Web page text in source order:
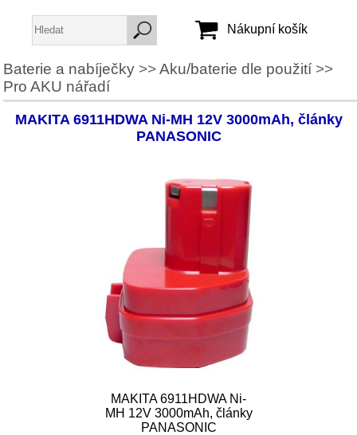
Heslo:
Zapomenuté heslo
Nákupní košík
Baterie a nabíječky>>Aku/baterie dle použití>>
Pro AKU nářadí
MAKITA 6911HDWA Ni-MH 12V 3000mAh, články
PANASONIC
MAKITA 6911HDWA Ni-
MH 12V 3000mAh, články
PANASONIC